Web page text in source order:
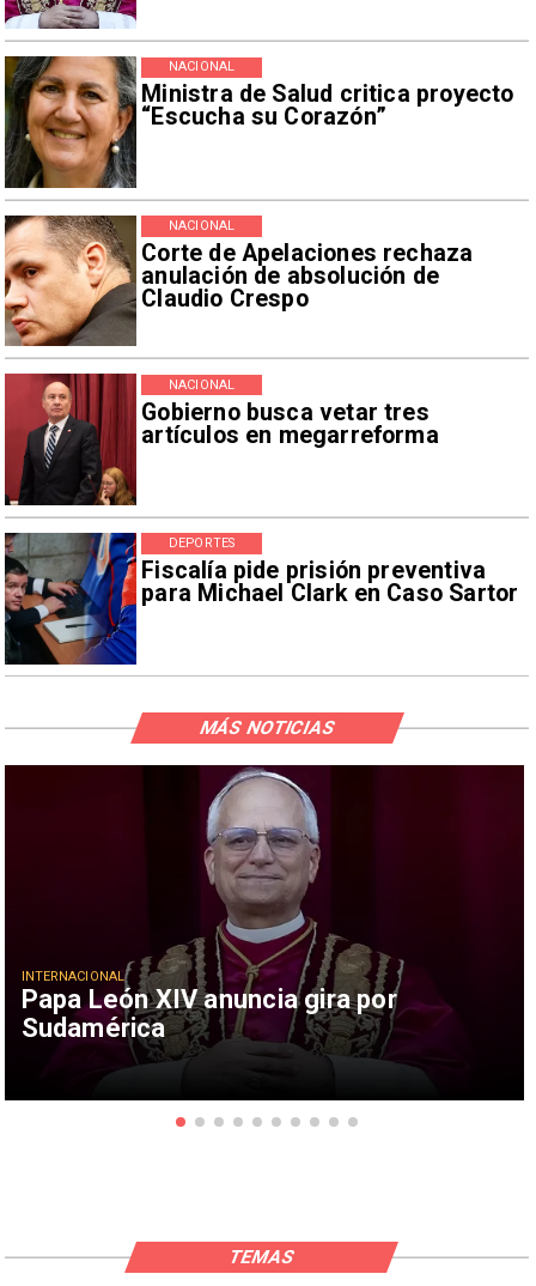
Ministra de Salud critica proyecto
“Escucha su Corazón”
NACIONAL
Corte de Apelaciones rechaza
anulación de absolución de
Claudio Crespo
NACIONAL
Gobierno busca vetar tres
artículos en megarreforma
NACIONAL
Fiscalía pide prisión preventiva
para Michael Clark en Caso Sartor
DEPORTES
Papa León XIV anuncia gira por
Sudamérica
INTERNACIONAL
MÁS NOTICIAS
TEMAS